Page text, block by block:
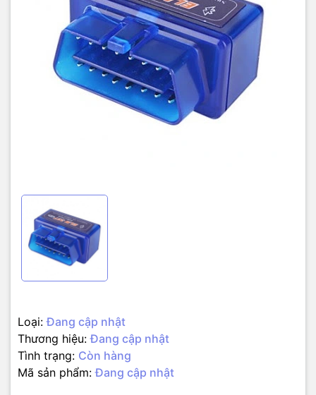
Loại: Đang cập nhật
Thương hiệu: Đang cập nhật
Tình trạng: Còn hàng
Mã sản phẩm: Đang cập nhật
+ Thời gian phun nhiên liệu (+Nhiên liệu phun ngắn + Nhiên liệu
+ Áp suất cổ hút (đường ống nạp)
+ Góc đánh lửa sớm
+ Áp suất nhiên liệu